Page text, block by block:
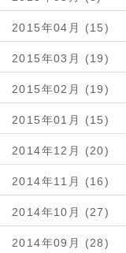
2015年04月 (15)
2015年03月 (19)
2015年02月 (19)
2015年01月 (15)
2014年12月 (20)
2014年11月 (16)
2014年10月 (27)
2014年09月 (28)